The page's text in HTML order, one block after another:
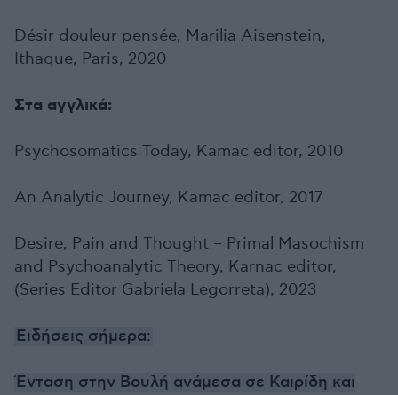
Désir douleur pensée, Marilia Aisenstein,
Ithaque, Paris, 2020
Στα αγγλικά:
Psychosomatics Today, Kamac editor, 2010
An Analytic Journey, Kamac editor, 2017
Desire, Pain and Thought – Primal Masochism
and Psychoanalytic Theory, Karnac editor,
(Series Editor Gabriela Legorreta), 2023
Ειδήσεις σήμερα:
Ένταση στην Βουλή ανάμεσα σε Καιρίδη και